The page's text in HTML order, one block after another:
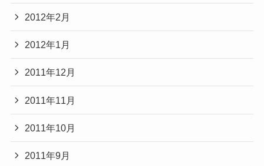
2012年2月
2012年1月
2011年12月
2011年11月
2011年10月
2011年9月